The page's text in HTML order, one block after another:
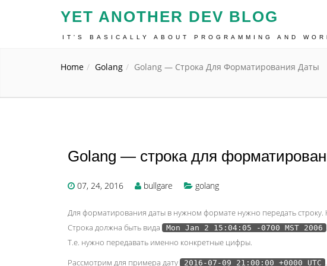
YET ANOTHER DEV BLOG
IT'S BASICALLY ABOUT PROGRAMMING AND
Home Golang Golang — Строка Для Форматирования Даты
Golang — строка для
07, 24, 2016 bullgare golang
Для форматирования даты в нужном формате нужно передать строку.
Строка должна быть вида
Mon Jan 2 15:04:05 -0700 MST 2006
Т.е. нужно передавать именно конкретные цифры.
Рассмотрим для примера дату
2016-07-09 21:00:00 +0000 UTC .